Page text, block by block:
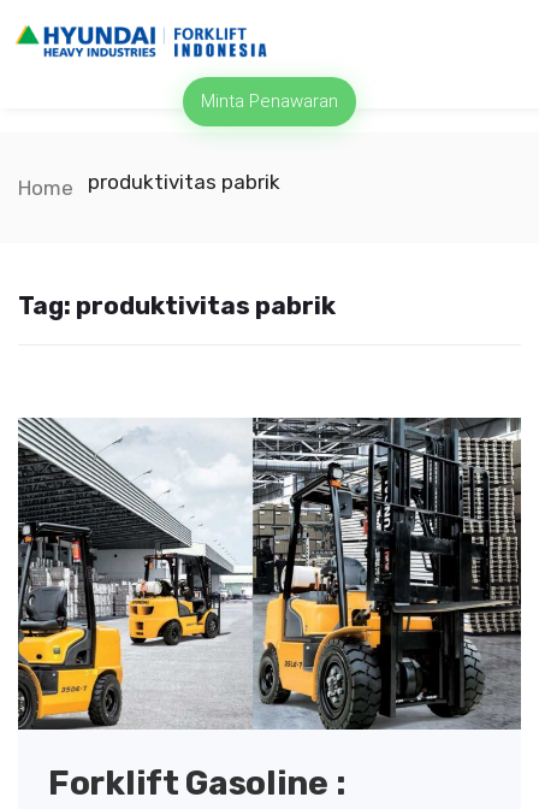
Minta Penawaran
Home produktivitas pabrik
Tag: produktivitas pabrik
Forklift Gasoline :